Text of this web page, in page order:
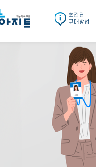
초간단
구매방법